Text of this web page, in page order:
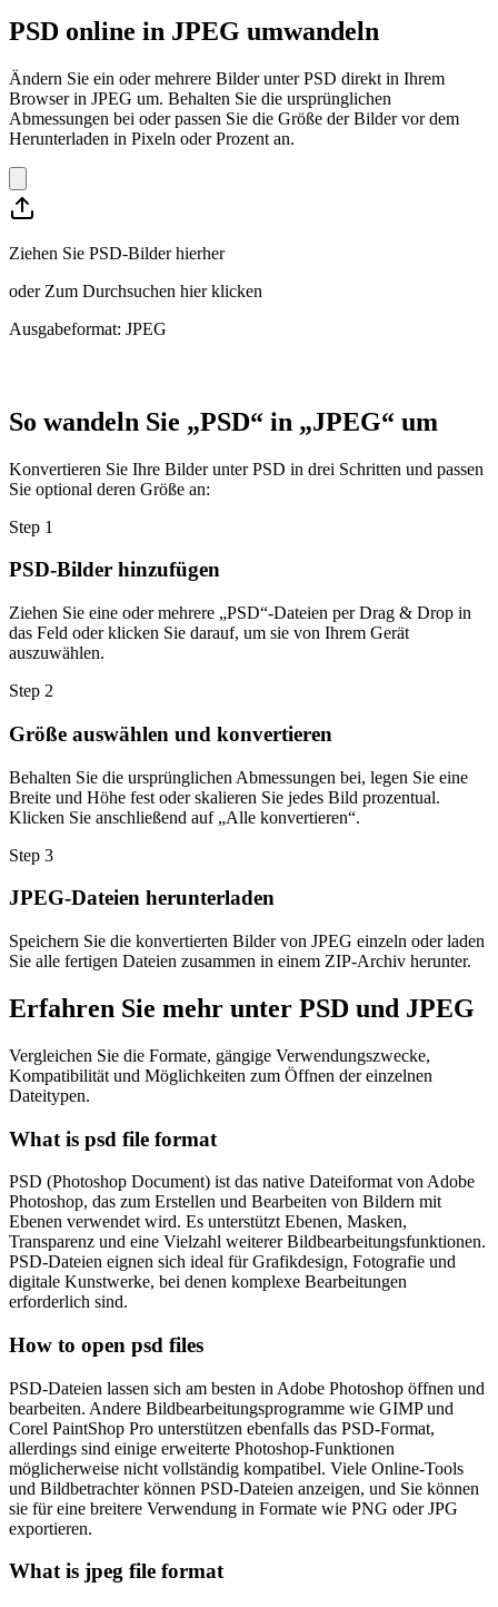
PSD online in JPEG umwandeln
Ändern Sie ein oder mehrere Bilder unter PSD direkt in Ihrem
Browser in JPEG um. Behalten Sie die ursprünglichen
Abmessungen bei oder passen Sie die Größe der Bilder vor dem
Herunterladen in Pixeln oder Prozent an.
Ziehen Sie PSD-Bilder hierher
oder Zum Durchsuchen hier klicken
Ausgabeformat: JPEG
So wandeln Sie „PSD“ in „JPEG“ um
Konvertieren Sie Ihre Bilder unter PSD in drei Schritten und passen
Sie optional deren Größe an:
Step 1
PSD-Bilder hinzufügen
Ziehen Sie eine oder mehrere „PSD“-Dateien per Drag & Drop in
das Feld oder klicken Sie darauf, um sie von Ihrem Gerät
auszuwählen.
Step 2
Größe auswählen und konvertieren
Behalten Sie die ursprünglichen Abmessungen bei, legen Sie eine
Breite und Höhe fest oder skalieren Sie jedes Bild prozentual.
Klicken Sie anschließend auf „Alle konvertieren“.
Step 3
JPEG-Dateien herunterladen
Speichern Sie die konvertierten Bilder von JPEG einzeln oder laden
Sie alle fertigen Dateien zusammen in einem ZIP-Archiv herunter.
Erfahren Sie mehr unter PSD und JPEG
Vergleichen Sie die Formate, gängige Verwendungszwecke,
Kompatibilität und Möglichkeiten zum Öffnen der einzelnen
Dateitypen.
What is psd file format
PSD (Photoshop Document) ist das native Dateiformat von Adobe
Photoshop, das zum Erstellen und Bearbeiten von Bildern mit
Ebenen verwendet wird. Es unterstützt Ebenen, Masken,
Transparenz und eine Vielzahl weiterer Bildbearbeitungsfunktionen.
PSD-Dateien eignen sich ideal für Grafikdesign, Fotografie und
digitale Kunstwerke, bei denen komplexe Bearbeitungen
erforderlich sind.
How to open psd files
PSD-Dateien lassen sich am besten in Adobe Photoshop öffnen und
bearbeiten. Andere Bildbearbeitungsprogramme wie GIMP und
Corel PaintShop Pro unterstützen ebenfalls das PSD-Format,
allerdings sind einige erweiterte Photoshop-Funktionen
möglicherweise nicht vollständig kompatibel. Viele Online-Tools
und Bildbetrachter können PSD-Dateien anzeigen, und Sie können
sie für eine breitere Verwendung in Formate wie PNG oder JPG
exportieren.
What is jpeg file format